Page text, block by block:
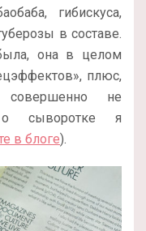
гибискуса,
в составе.
она в целом
плюс,
не
о сыворотке я
в блоге).